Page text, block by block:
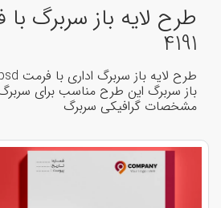
4191
باز سربرگ این طرح مناسب برای
مشخصات گرافیکی سربرگ